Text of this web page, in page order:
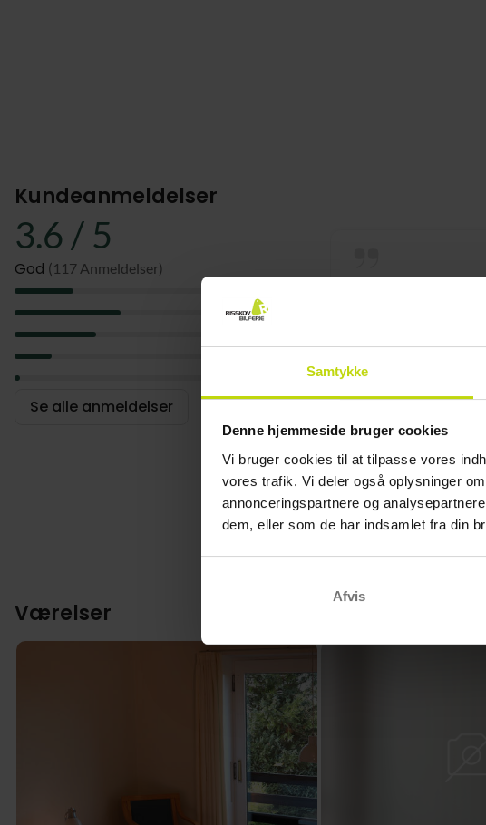
Samtykke
Denne hjemmeside bruger cookies
Vi bruger cookies til at tilpasse vores
vores trafik. Vi deler også oplysninger
annonceringspartnere og
dem, eller som de har indsamlet fra din
Afvis
Kundeanmeldelser
3.6 / 5
God (117 Anmeldelser)
1
Se alle anmeldelser
Værelser